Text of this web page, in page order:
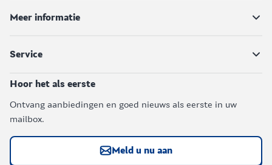
Meer informatie
Service
Hoor het als eerste
Ontvang aanbiedingen en goed nieuws als eerste in uw
mailbox.
Meld u nu aan